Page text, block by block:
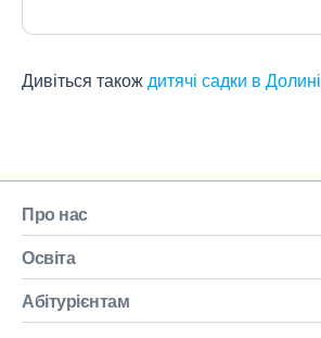
Дивіться такождитячі садки в Долині
Про нас
Освіта
Абітурієнтам